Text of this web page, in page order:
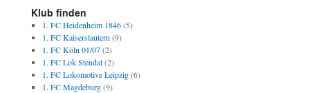
Klub finden
1. FC Heidenheim 1846(5)
1. FC Kaiserslautern (9)
1. FC Köln 01/07(2)
1. FC Lok Stendal(2)
1. FC Lokomotive Leipzig(6)
1. FC Magdeburg(9)